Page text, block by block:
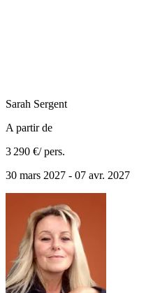
Sarah Sergent
A partir de
3 290 €/ pers.
30 mars 2027 - 07 avr. 2027